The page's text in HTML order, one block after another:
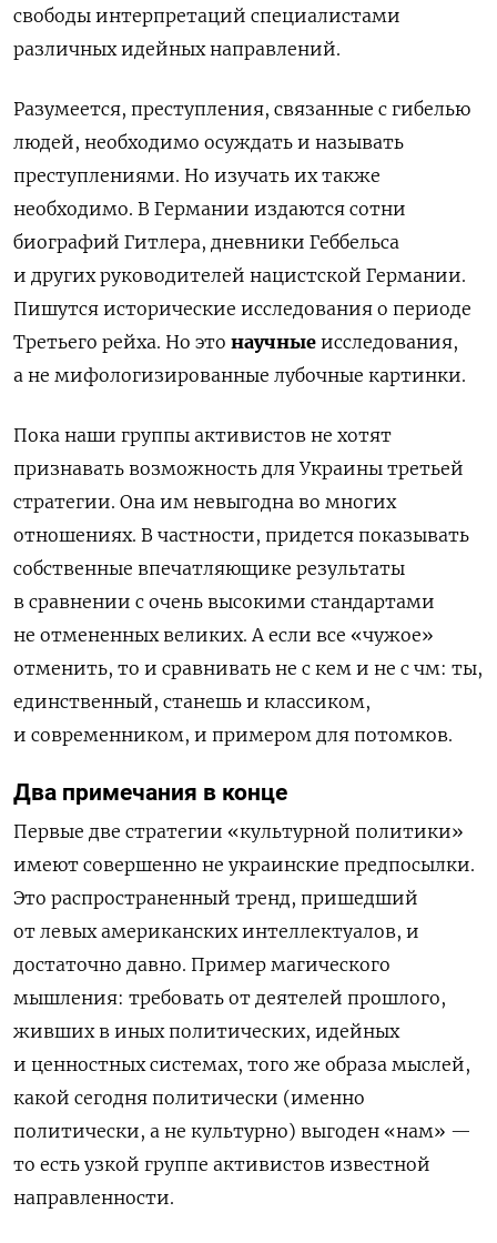
свободы интерпретаций специалистами
различных идейных направлений.
Разумеется, преступления, связанные с гибелью
людей, необходимо осуждать и называть
преступлениями. Но изучать ихтакже
необходимо. В Германии издаются сотни
биографий Гитлера, дневники Геббельса
и других руководителей нацистской Германии.
Пишутся исторические исследования о периоде
Третьего рейха. Но это научные исследования,
а не мифологизированные лубочные картинки.
Пока наши группы активистов не хотят
признавать возможность для Украины третьей
стратегии. Она им невыгодна во многих
отношениях. В частности, придется показывать
собственные впечатляющике результаты
в сравнении с очень высокими стандартами
не отмененных великих. А если все «чужое»
отменить, то и сравнивать не с кем и не с чм: ты,
единственный, станешь и классиком,
и современником, и примером для потомков.
Два примечания в конце
Первые две стратегии «культурной политики»
имеют совершенно не украинские предпосылки.
Это распространенный тренд, пришедший
от левых американских интеллектуалов, и
достаточно давно. Пример магического
мышления: требовать от деятелей прошлого,
живших в иных политических, идейных
и ценностных системах, того же образа мыслей,
какой сегодня политически (именно
политически, а не культурно) выгоден «нам» —
то есть узкой группе активистов известной
направленности.